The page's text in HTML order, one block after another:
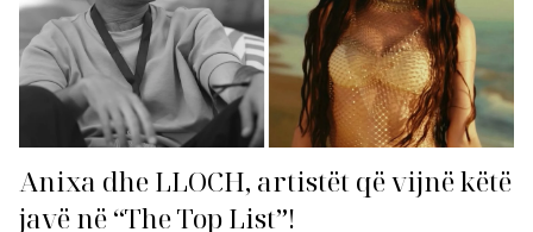
Anixa dhe LLOCH, artistët që vijnë këtë
javë në “The Top List”!